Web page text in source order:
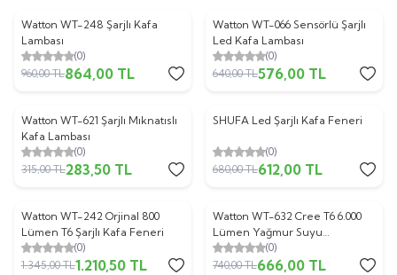
%10
Watton WT-248 Şarjlı Kafa
Lambası
(0)
960,00TL864,00 TL
%10
Watton WT-066 Sensörlü Şarjlı
Led Kafa Lambası
(0)
640,00TL576,00 TL
%10
Watton WT-621 Şarjlı Mıknatıslı
Kafa Lambası
(0)
315,00TL283,50 TL
%10
SHUFA Led Şarjlı Kafa Feneri
(0)
680,00TL612,00 TL
%10
Watton WT-242 Orjinal 800
Lümen T6 Şarjlı Kafa Feneri
(0)
1.345,00TL1.210,50 TL
%10
Watton WT-632 Cree T6 6.000
Lümen Yağmur Suyu
Geçirmez Kafa Lambası
(0)
740,00TL666,00 TL